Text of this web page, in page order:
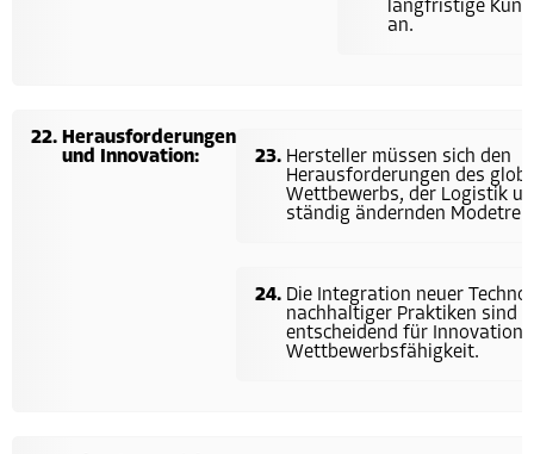
langfristige
an.
Herausforderungen
und Innovation:
Hersteller müssen sich den
Herausforderungen des
Wettbewerbs, der Logistik
ständig ändernden
Die Integration neuer
nachhaltiger Praktiken sind
entscheidend für Innovation
Wettbewerbsfähigkeit.